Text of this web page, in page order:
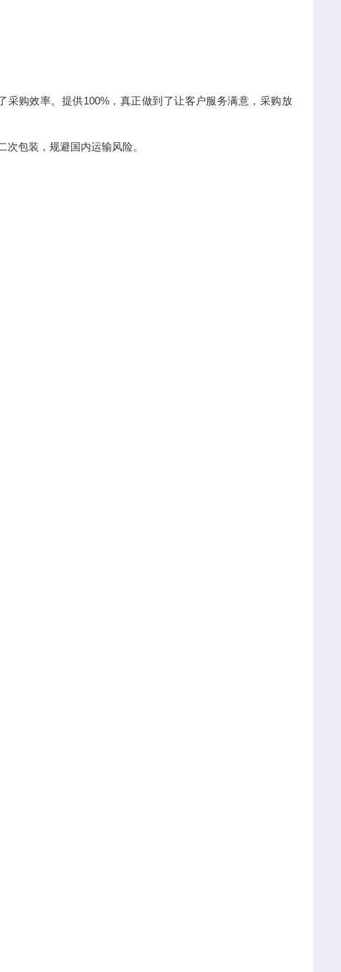
购效率。提供100%，真正做到了让客户服务满意，采购放
包装，规避国内运输风险。